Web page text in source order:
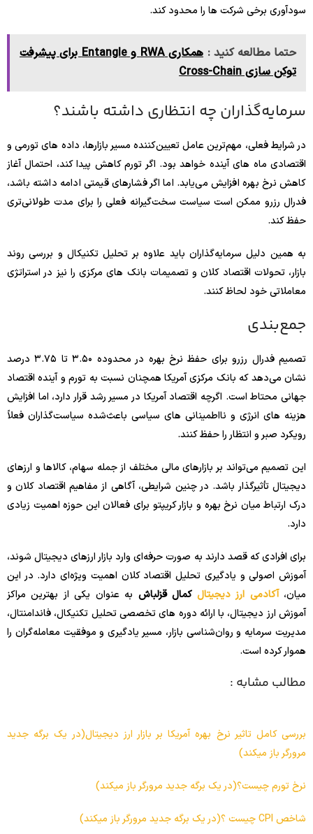
سودآوری برخی شرکت‌ ها را محدود کند.
حتما مطالعه کنید :
همکاری RWA و Entangle برای پیشرفت
توکن سازی Cross-Chain
سرمایه‌گذاران چه انتظاری داشته باشند؟
در شرایط فعلی، مهم‌ترین عامل تعیین‌کننده مسیر بازارها، داده‌ های تورمی و
اقتصادی ماه‌ های آینده خواهد بود. اگر تورم کاهش پیدا کند، احتمال آغاز
کاهش نرخ بهره افزایش می‌یابد. اما اگر فشارهای قیمتی ادامه داشته باشد،
فدرال رزرو ممکن است سیاست سخت‌گیرانه فعلی را برای مدت طولانی‌تری
حفظ کند.
به همین دلیل سرمایه‌گذاران باید علاوه بر تحلیل تکنیکال و بررسی روند
بازار، تحولات اقتصاد کلان و تصمیمات بانک‌ های مرکزی را نیز در استراتژی
معاملاتی خود لحاظ کنند.
جمع‌بندی
تصمیم فدرال رزرو برای حفظ نرخ بهره در محدوده ۳.۵۰ تا ۳.۷۵ درصد
نشان می‌دهد که بانک مرکزی آمریکا همچنان نسبت به تورم و آینده اقتصاد
جهانی محتاط است. اگرچه اقتصاد آمریکا در مسیر رشد قرار دارد، اما افزایش
هزینه‌ های انرژی و نااطمینانی‌ های سیاسی باعث‌شده سیاست‌گذاران فعلاً
رویکرد صبر و انتظار را حفظ کنند.
این تصمیم می‌تواند بر بازارهای مالی مختلف از جمله سهام، کالاها و ارزهای
دیجیتال تأثیرگذار باشد. در چنین شرایطی، آگاهی از مفاهیم اقتصاد کلان و
درک ارتباط میان نرخ بهره و بازار کریپتو برای فعالان این حوزه اهمیت زیادی
دارد.
برای افرادی که قصد دارند به صورت حرفه‌ای وارد بازار ارزهای دیجیتال شوند،
آموزش اصولی و یادگیری تحلیل اقتصاد کلان اهمیت ویژه‌ای دارد. در این
میان،آکادمی ارز دیجیتال کمال قزلباش به عنوان یکی از بهترین مراکز
آموزش ارز دیجیتال، با ارائه دوره‌ های تخصصی تحلیل تکنیکال، فاندامنتال،
مدیریت سرمایه و روان‌شناسی بازار، مسیر یادگیری و موفقیت معامله‌گران را
هموار کرده است.
مطالب مشابه :
بررسی کامل تاثیر نرخ بهره آمریکا بر بازار ارز دیجیتال(در یک برگه جدید
مرورگر باز میکند)
نرخ تورم چیست؟(در یک برگه جدید مرورگر باز میکند)
شاخص CPI چیست ؟(در یک برگه جدید مرورگر باز میکند)